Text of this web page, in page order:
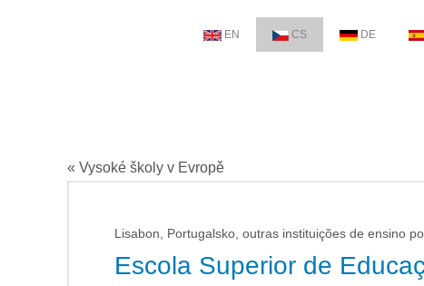
EN CS DE
« Vysoké školy v Evropě
Lisabon, Portugalsko, outras instituições de ensino
Escola Superior de